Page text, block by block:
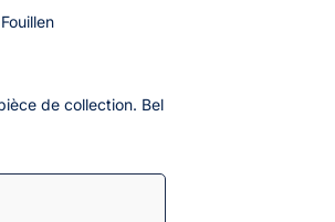
de collection. Bel